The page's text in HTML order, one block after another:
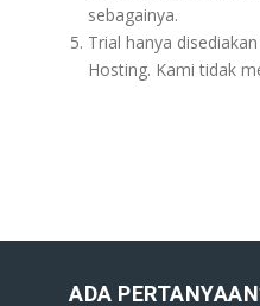
sebagainya.
Trial hanya
Hosting. Kami tidak
ADA